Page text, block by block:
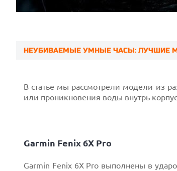
НЕУБИВАЕМЫЕ УМНЫЕ ЧАСЫ: ЛУЧШИЕ
В статье мы рассмотрели модели из
или проникновения воды внутрь
Garmin Fenix 6X Pro
Garmin Fenix 6X Pro выполнены в
Prev